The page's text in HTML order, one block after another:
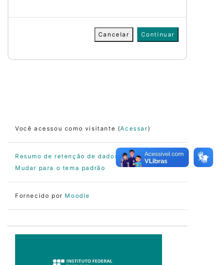
Cancelar Continuar
Você acessou como visitante (Acessar)
Resumo de retenção de dados
Mudar para o tema padrão
Fornecido por Moodle